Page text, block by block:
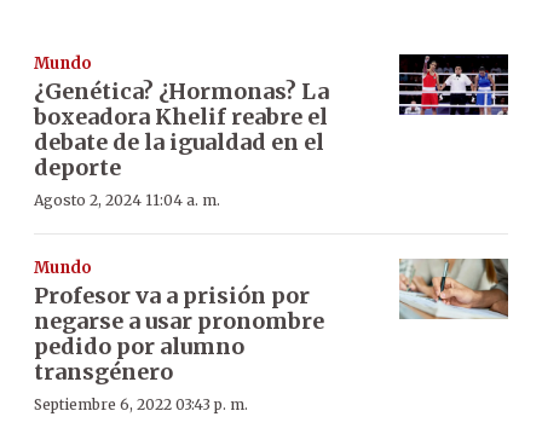
Mundo
¿Genética? ¿Hormonas? La
boxeadora Khelif reabre el
debate de la igualdad en el
deporte
Agosto 2, 2024 11:04 a. m.
Mundo
Profesor va a prisión por
negarse a usar pronombre
pedido por alumno
transgénero
Septiembre 6, 2022 03:43 p. m.